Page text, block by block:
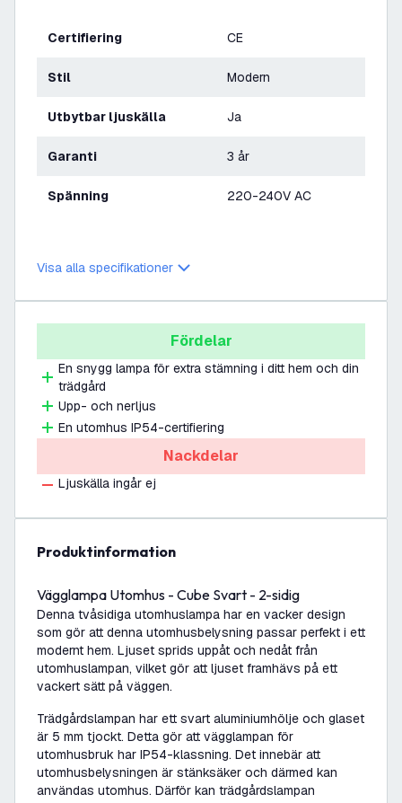
Certifiering CE
Stil Modern
Utbytbar ljuskälla Ja
Garanti 3 år
Spänning 220-240V AC
Visa alla specifikationer
Fördelar
En snygg lampa för extra stämning i ditt hem och din
trädgård
Upp- och nerljus
En utomhus IP54-certifiering
Nackdelar
Ljuskälla ingår ej
produktinformation
Vägglampa Utomhus - Cube Svart - 2-sidig
Denna tvåsidiga utomhuslampa har en vacker design
som gör att denna utomhusbelysning passar perfekt i ett
modernt hem. Ljuset sprids uppåt och nedåt från
utomhuslampan, vilket gör att ljuset framhävs på ett
vackert sätt på väggen.
Trädgårdslampan har ett svart aluminiumhölje och glaset
är 5 mm tjockt. Detta gör att vägglampan för
utomhusbruk har IP54-klassning. Det innebär att
utomhusbelysningen är stänksäker och därmed kan
användas utomhus. Därför kan trädgårdslampan